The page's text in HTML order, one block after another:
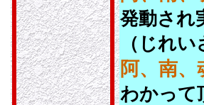
発動され
（じれ
阿、南、
わかって